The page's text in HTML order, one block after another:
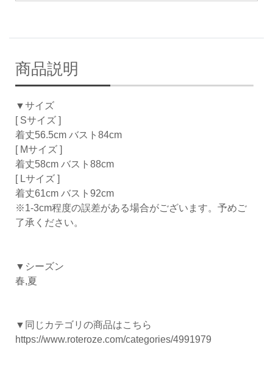
商品説明
▼サイズ
[ Sサイズ ]
着丈56.5cm バスト84cm
[ Mサイズ ]
着丈58cm バスト88cm
[ Lサイズ ]
着丈61cm バスト92cm
※1-3cm程度の誤差がある場合がございます。予めご
了承ください。
▼シーズン
春,夏
▼同じカテゴリの商品はこちら
https://www.roteroze.com/categories/4991979